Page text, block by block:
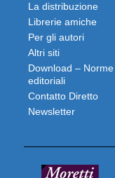
La distribuzione
Librerie amiche
Per gli autori
Altri siti
Download – Norme
editoriali
Contatto Diretto
Newsletter